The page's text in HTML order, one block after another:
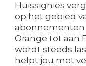
Huissignies
op het gebied
abonnementen
Orange tot aan
wordt steeds
helpt jou met